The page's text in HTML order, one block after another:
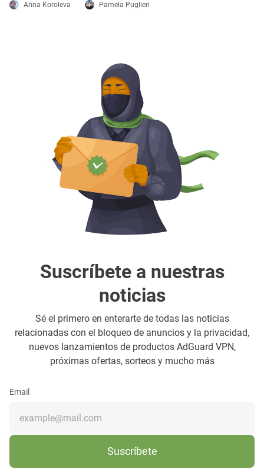
Anna Koroleva Pamela Puglieri
Suscríbete a nuestras
noticias
Sé el primero en enterarte de todas las noticias
relacionadas con el bloqueo de anuncios y la privacidad,
nuevos lanzamientos de productos AdGuard VPN,
próximas ofertas, sorteos y mucho más
Email
Suscríbete